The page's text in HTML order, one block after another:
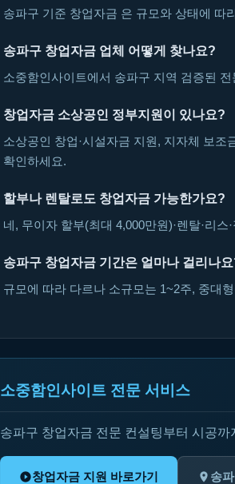
송파구 기준 창업자금 은 규모와 상태에 따
송파구 창업자금 업체 어떻게 찾나요?
소중함인사이트에서 송파구 지역 검증된
창업자금 소상공인 정부지원이 있나요?
소상공인 창업·시설자금 지원, 지자체 보
확인하세요.
할부나 렌탈로도 창업자금 가능한가요?
네, 무이자 할부(최대 4,000만원)·렌탈·리
송파구 창업자금 기간은 얼마나 걸리나
규모에 따라 다르나 소규모는 1~2주, 중대
소중함인사이트 전문 서비스
송파구 창업자금 전문 컨설팅부터 시공
창업자금 지원 바로가기 송